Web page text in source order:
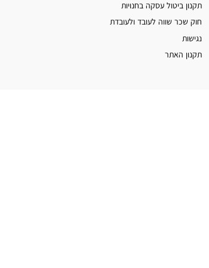
תקנון ביטול עסקה בחנויות
חוק שכר שווה לעובד ולעובדת
נגישות
תקנון האתר